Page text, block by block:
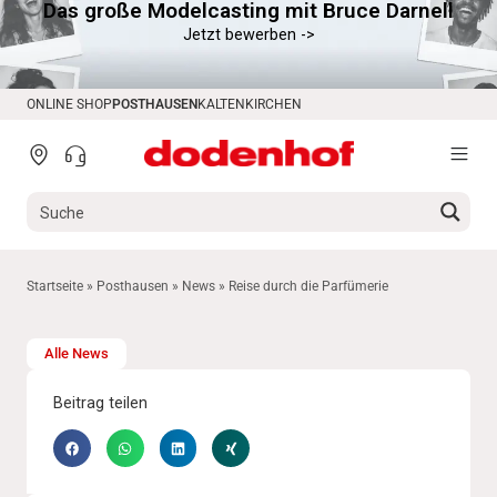
springen
Das große Modelcasting mit Bruce Darnell
Jetzt bewerben ->
ONLINE SHOP POSTHAUSEN KALTENKIRCHEN
Startseite » Posthausen » News » Reise durch die Parfümerie
Beitrag teilen
Alle News